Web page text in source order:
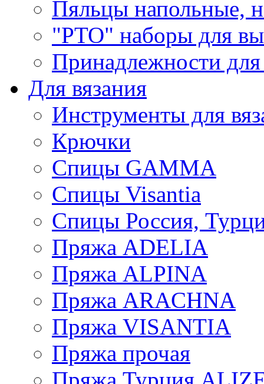
Пяльцы напольные,
"РТО" наборы для
Принадлежности
Для вязания
Инструменты для
Крючки
Спицы GAMMA
Спицы Visantia
Спицы Россия,
Пряжа ADELIA
Пряжа ALPINA
Пряжа ARACHNA
Пряжа VISANTIA
Пряжа прочая